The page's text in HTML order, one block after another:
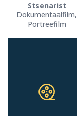
Stsenarist
Dokumentaalfilm,
Portreefilm